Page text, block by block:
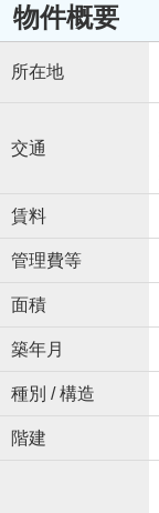
物件概要
所在地
交通
賃料
管理費等
面積
築年月
種別 / 構造
階建